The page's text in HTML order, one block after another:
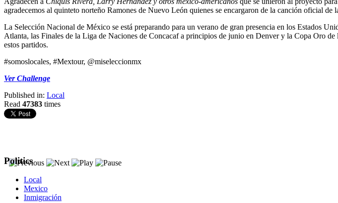
agradecemos al quinteto norteño Ramones de Nuevo León quienes se encargaron de la canción oficial
La Selección Nacional de México se está preparando para un verano de gran presencia en los Estados
Atlanta, las Finales de la Liga de Naciones de Concacaf a principios de junio en Denver y la Copa Oro
estos partidos.
#somoslocales, #Mextour, @miseleccionmx
Ver Challenge
Published in: Local
Read 47383 times
Politics
Local
Mexico
Inmigración